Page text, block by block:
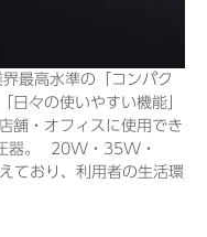
最高水準の「コンパク
日々の使いやすい機能」
舗・オフィスに使用でき
器。 20W・35W・
ており、利用者の生活環